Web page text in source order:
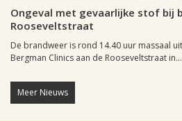
Ongeval met gevaarlijke stof bij
Rooseveltstraat
De brandweer is rond 14.40 uur massaal
Bergman Clinics aan de Rooseveltstraat in...
Meer Nieuws